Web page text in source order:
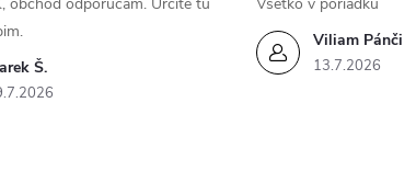
Š.
Viliam Pánči
13.7.2026